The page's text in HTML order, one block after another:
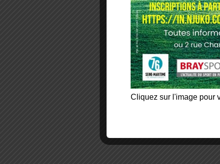
Cliquez sur l'image pour